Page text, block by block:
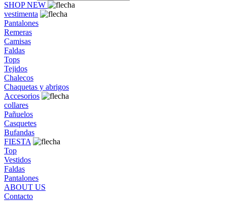
SHOP NEW
vestimenta
Pantalones
Remeras
Camisas
Faldas
Tops
Tejidos
Chalecos
Chaquetas y abrigos
Accesorios
collares
Pañuelos
Casquetes
Bufandas
FIESTA
Top
Vestidos
Faldas
Pantalones
ABOUT US
Contacto